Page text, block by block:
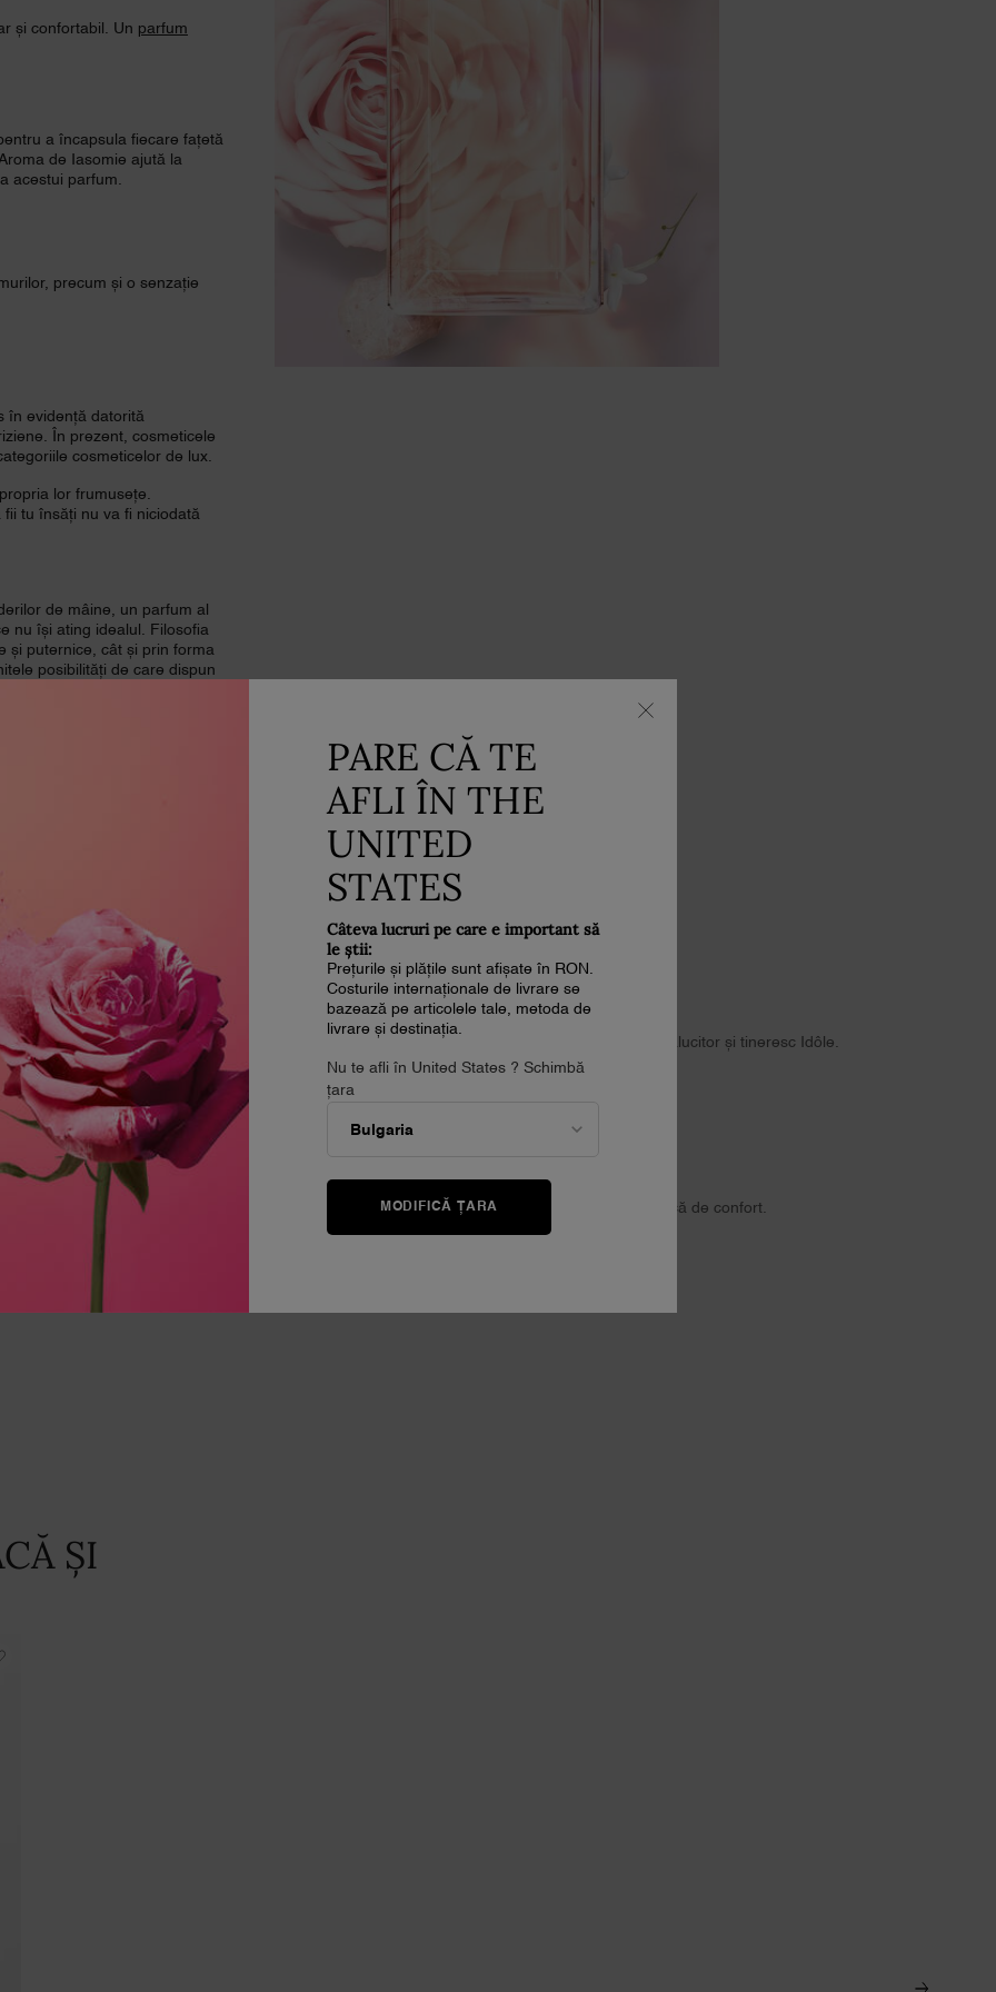
și confortabil. Un parfum
a încapsula fiecare fațetă
de Iasomie ajută la
acestui parfum.
precum și o senzație
în evidență datorită
În prezent, cosmeticele
cosmeticelor de lux.
lor frumusețe.
tu însăți nu va fi niciodată
de mâine, un parfum al
nu își ating idealul. Filosofia
și puternice, cât și prin forma
posibilități de care dispun
ingredient de parfum: Trandafirul. Cu patru trandafiri, se dezvăluie Trandafirul modern, strălucitor și tineresc Idôle.
a crea un acord curat și strălucitor.
parfumul explodează cu Perele suculente și o notă de boabe de Piper roz.
sustenabile, personalizată
Chypre elegant creează o senzație unică de confort.
ȘI
PARE CĂ TE
AFLI ÎN THE
UNITED
STATES
Câteva lucruri pe care e important să
le știi:
Prețurile și plățile sunt afișate în RON.
Costurile internaționale de livrare se
bazează pe articolele tale, metoda de
livrare și destinația.
Nu te afli în United States ? Schimbă
țara
MODIFICĂ ȚARA